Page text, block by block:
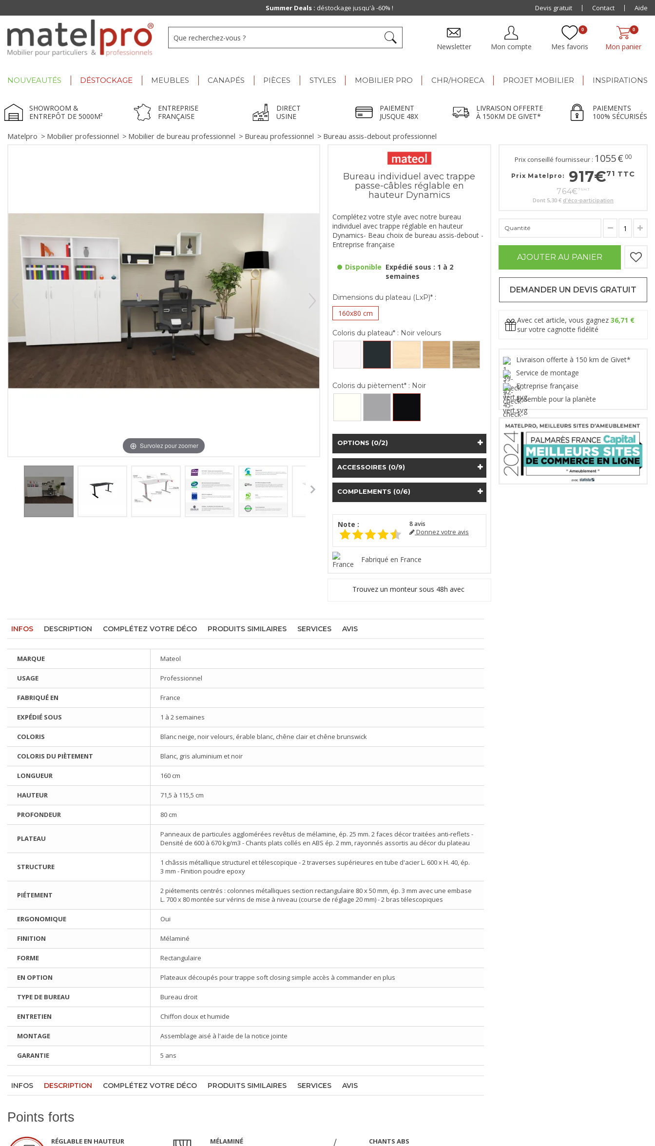
Mon panier
0
Mes favoris
0
Mon compte
Newsletter
NOUVEAUTÉS DÉSTOCKAGE MEUBLES CANAPÉS PIÈCES STYLES MOBILIER PRO CHR/HORECA PROJET MOBILIER INSPIRATIONS
SHOWROOM &
ENTREPÔT DE 5000M²
ENTREPRISE
FRANÇAISE
DIRECT
USINE
PAIEMENT
JUSQUE 48X
LIVRAISON OFFERTE
À 150KM DE GIVET*
PAIEMENTS
100% SÉCURISÉS
Matelpro > Mobilier professionnel > Mobilier de bureau professionnel > Bureau professionnel > Bureau assis-debout professionnel
Survolez pour zoomer
Bureau individuel avec trappe
passe-câbles réglable en
hauteur Dynamics
Complétez votre style avec notre bureau
individuel avec trappe réglable en hauteur
Dynamics- Beau choix de bureau assis-debout -
Entreprise française
Disponible Expédié sous : 1 à 2
semaines
Dimensions du plateau (LxP)* :
160x80 cm
Coloris du plateau* : Noir velours
Coloris du piètement* : Noir
OPTIONS (0/2)
ACCESSOIRES (0/9)
COMPLEMENTS (0/6)
Note : 8avis
Donnez votre avis
Fabriqué en France
Trouvez un monteur sous 48h avec
INFOS DESCRIPTION COMPLÉTEZ VOTRE DÉCO PRODUITS SIMILAIRES SERVICES AVIS
MARQUE Mateol
USAGE Professionnel
FABRIQUÉ EN France
EXPÉDIÉ SOUS 1 à 2 semaines
COLORIS Blanc neige, noir velours, érable blanc, chêne clair et chêne brunswick
COLORIS DU PIÈTEMENT Blanc, gris aluminium et noir
LONGUEUR 160 cm
HAUTEUR 71,5 à 115,5 cm
PROFONDEUR 80 cm
PLATEAU
Panneaux de particules agglomérées revêtus de mélamine, ép. 25 mm. 2 faces décor traitées anti-reflets -
Densité de 600 à 670 kg/m3 - Chants plats collés en ABS ép. 2 mm, rayonnés assortis au décor du plateau
STRUCTURE
1 châssis métallique structurel et télescopique - 2 traverses supérieures en tube d'acier L. 600 x H. 40, ép.
3 mm - Finition poudre epoxy
PIÉTEMENT
2 piétements centrés : colonnes métalliques section rectangulaire 80 x 50 mm, ép. 3 mm avec une embase
L. 700 x 80 montée sur vérins de mise à niveau (course de réglage 20 mm) - 2 bras télescopiques
ERGONOMIQUE Oui
FINITION Mélaminé
FORME Rectangulaire
EN OPTION Plateaux découpés pour trappe soft closing simple accès à commander en plus
TYPE DE BUREAU Bureau droit
ENTRETIEN Chiffon doux et humide
MONTAGE Assemblage aisé à l'aide de la notice jointe
GARANTIE 5 ans
INFOS DESCRIPTION COMPLÉTEZ VOTRE DÉCO PRODUITS SIMILAIRES SERVICES AVIS
Points forts
RÉGLABLE EN HAUTEUR
MÉLAMINÉ
CHANTS ABS
Prix conseillé fournisseur : 1055€ 00
Prix Matelpro: 917€71 TTC
764€76 HT
Dont 5,30 € d'éco-participation
Quantité
AJOUTER AU PANIER
DEMANDER UN DEVIS GRATUIT
Avec cet article, vous gagnez 36,71 €
sur votre cagnotte fidélité
Livraison offerte à 150 km de Givet*
Service de montage
Entreprise française
Ensemble pour la planète
Summer Deals : déstockage jusqu'à -60% ! Paiement jusqu'à48x
Devis gratuit Contact Aide